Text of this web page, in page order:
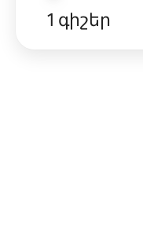
1 գիշեր